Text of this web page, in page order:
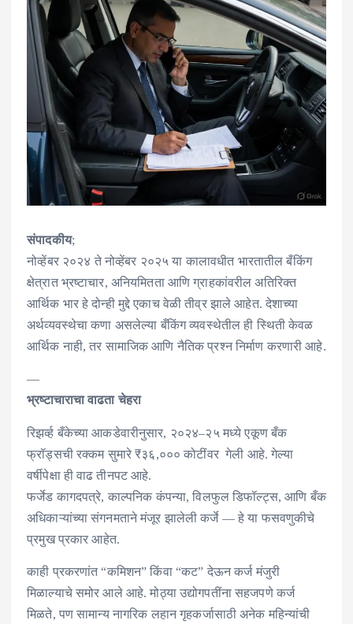
संपादकीय;
नोव्हेंबर २०२४ ते नोव्हेंबर २०२५ या कालावधीत भारतातील बँकिंग
क्षेत्रात भ्रष्टाचार, अनियमितता आणि ग्राहकांवरील अतिरिक्त
आर्थिक भार हे दोन्ही मुद्दे एकाच वेळी तीव्र झाले आहेत. देशाच्या
अर्थव्यवस्थेचा कणा असलेल्या बँकिंग व्यवस्थेतील ही स्थिती केवळ
आर्थिक नाही, तर सामाजिक आणि नैतिक प्रश्न निर्माण करणारी आहे.
—
भ्रष्टाचाराचा वाढता चेहरा
रिझर्व्ह बँकेच्या आकडेवारीनुसार, २०२४–२५ मध्ये एकूण बँक
फ्रॉड्सची रक्कम सुमारे ₹३६,००० कोटींवर गेली आहे. गेल्या
वर्षीपेक्षा ही वाढ तीनपट आहे.
फर्जेड कागदपत्रे, काल्पनिक कंपन्या, विलफुल डिफॉल्ट्स, आणि बँक
अधिकाऱ्यांच्या संगनमताने मंजूर झालेली कर्जे — हे या फसवणुकीचे
प्रमुख प्रकार आहेत.
काही प्रकरणांत “कमिशन” किंवा “कट” देऊन कर्ज मंजुरी
मिळाल्याचे समोर आले आहे. मोठ्या उद्योगपतींना सहजपणे कर्ज
मिळते, पण सामान्य नागरिक लहान गृहकर्जासाठी अनेक महिन्यांची